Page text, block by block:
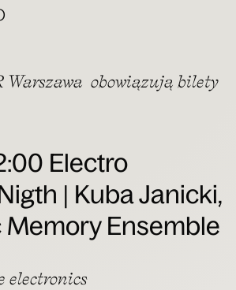
War­sza­wa obo­wią­zu­ją bile­ty
Electro
| Kuba Janicki,
Ensemble
elec­tro­nics